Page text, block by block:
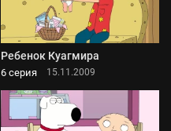
Ребенок Куагмира
6 серия 15.11.2009